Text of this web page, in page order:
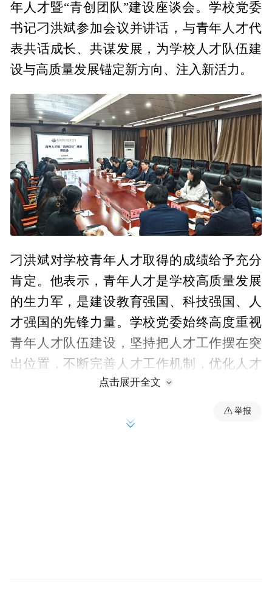
年人才暨“青创团队”建设座谈会。学校党委
书记刁洪斌参加会议并讲话，与青年人才代
表共话成长、共谋发展，为学校人才队伍建
设与高质量发展锚定新方向、注入新活力。
刁洪斌对学校青年人才取得的成绩给予充分
肯定。他表示，青年人才是学校高质量发展
的生力军，是建设教育强国、科技强国、人
才强国的先锋力量。学校党委始终高度重视
青年人才队伍建设，坚持把人才工作摆在突
出位置，不断完善人才工作机制，优化人才
发展环境，凝聚力量服务人才和团队高质量
发展。他对学校青年人才提出三点希望，一
是锚定职教特色，深耕应用研究，坚持“企业
点击展开全文
举报